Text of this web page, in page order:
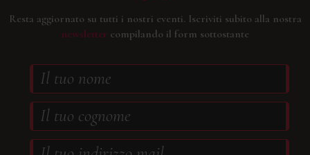
Resta aggiornato su tutti i nostri eventi. Iscriviti subito alla nostra
newsletter compilando il form sottostante